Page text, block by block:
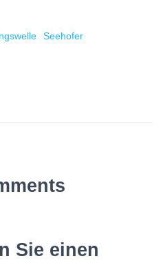
Seehofer
Sie einen